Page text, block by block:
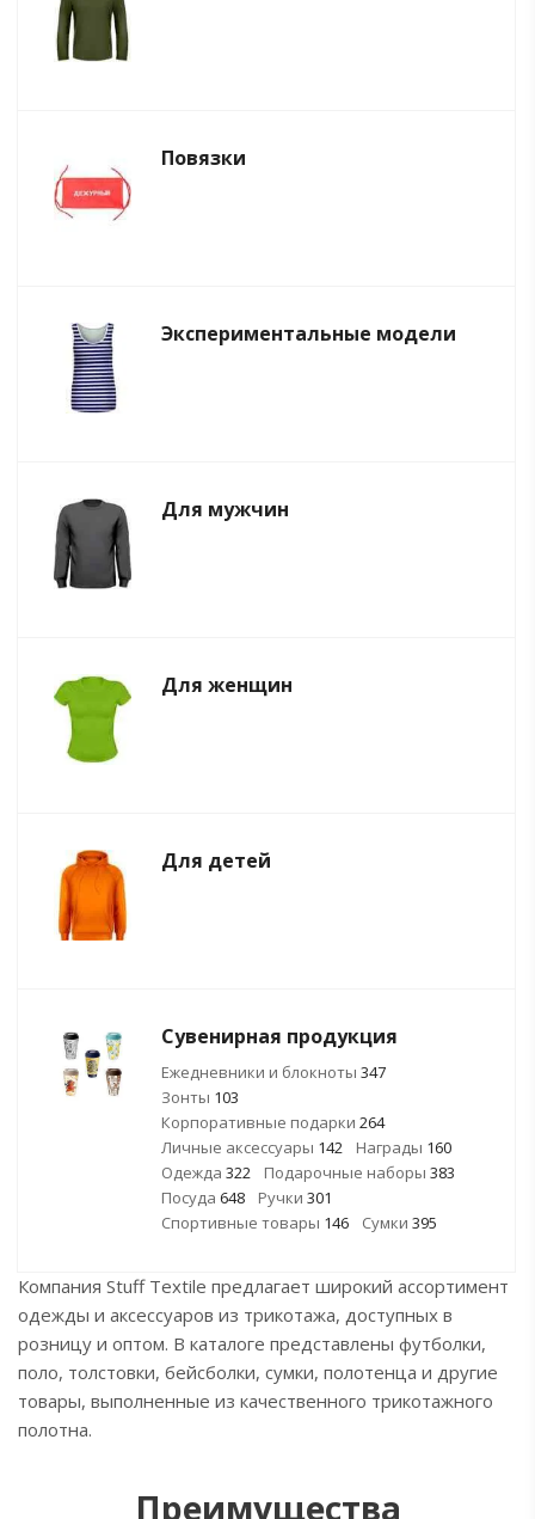
Повязки
Экспериментальные модели
Для мужчин
Для женщин
Для детей
Сувенирная продукция
Ежедневники и блокноты 347
Зонты 103
Корпоративные подарки 264
Личные аксессуары 142 Награды 160
Одежда 322 Подарочные наборы 383
Посуда 648 Ручки 301
Спортивные товары 146 Сумки 395
Компания Stuff Textile предлагает широкий ассортимент
одежды и аксессуаров из трикотажа, доступных в
розницу и оптом. В каталоге представлены футболки,
поло, толстовки, бейсболки, сумки, полотенца и другие
товары, выполненные из качественного трикотажного
полотна.
Преимущества